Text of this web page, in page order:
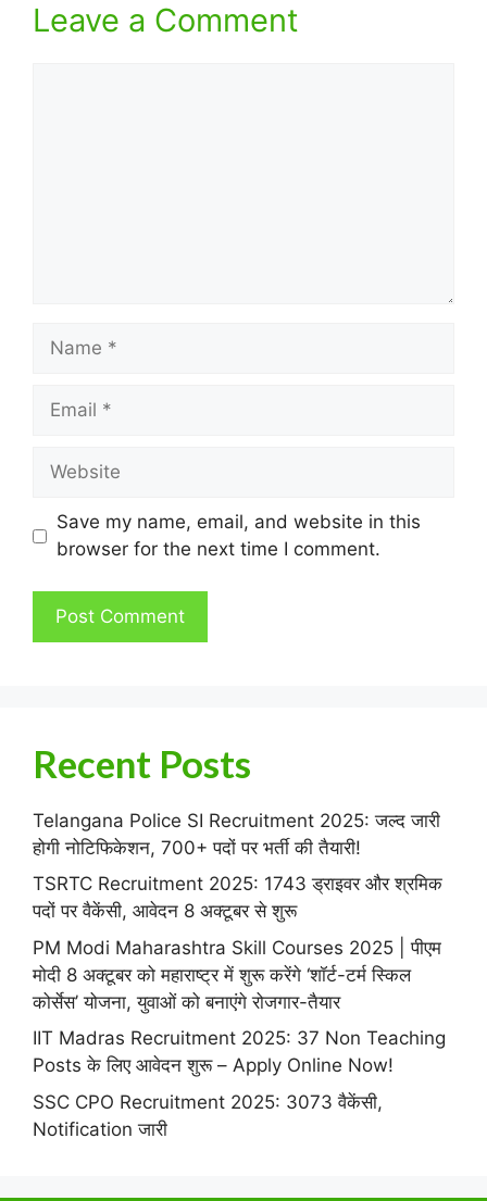
Leave a Comment
Name
Email
Website
Save my name, email, and website in this
browser for the next time I comment.
Recent Posts
Telangana Police SI Recruitment 2025: जल्द जारी
होगी नोटिफिकेशन, 700+ पदों पर भर्ती की तैयारी!
TSRTC Recruitment 2025: 1743 ड्राइवर और श्रमिक
पदों पर वैकेंसी, आवेदन 8 अक्टूबर से शुरू
PM Modi Maharashtra Skill Courses 2025 | पीएम
मोदी 8 अक्टूबर को महाराष्ट्र में शुरू करेंगे ‘शॉर्ट-टर्म स्किल
कोर्सेस’ योजना, युवाओं को बनाएंगे रोजगार-तैयार
IIT Madras Recruitment 2025: 37 Non Teaching
Posts के लिए आवेदन शुरू – Apply Online Now!
SSC CPO Recruitment 2025: 3073 वैकेंसी,
Notification जारी